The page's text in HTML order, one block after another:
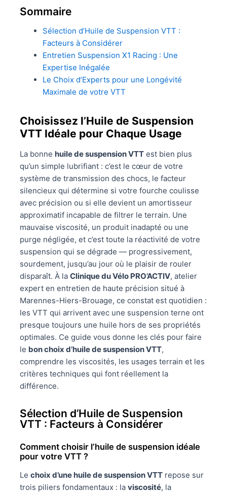
Sommaire
Sélection d’Huile de Suspension VTT :
Facteurs à Considérer
Entretien Suspension X1 Racing : Une
Expertise Inégalée
Le Choix d’Experts pour une Longévité
Maximale de votre VTT
Choisissez l’Huile de Suspension
VTT Idéale pour Chaque Usage
La bonne huile de suspension VTT est bien plus
qu’un simple lubrifiant : c’est le cœur de votre
système de transmission des chocs, le facteur
silencieux qui détermine si votre fourche coulisse
avec précision ou si elle devient un amortisseur
approximatif incapable de filtrer le terrain. Une
mauvaise viscosité, un produit inadapté ou une
purge négligée, et c’est toute la réactivité de votre
suspension qui se dégrade — progressivement,
sourdement, jusqu’au jour où le plaisir de rouler
disparaît. À laClinique du Vélo PRO’ACTIV, atelier
expert en entretien de haute précision situé à
Marennes-Hiers-Brouage, ce constat est quotidien :
les VTT qui arrivent avec une suspension terne ont
presque toujours une huile hors de ses propriétés
optimales. Ce guide vous donne les clés pour faire
le bon choix d’huile de suspension VTT,
comprendre les viscosités, les usages terrain et les
critères techniques qui font réellement la
différence.
Sélection d’Huile de Suspension
VTT : Facteurs à Considérer
Comment choisir l’huile de suspension idéale
pour votre VTT ?
Lechoix d’une huile de suspension VTT repose sur
trois piliers fondamentaux : laviscosité, la